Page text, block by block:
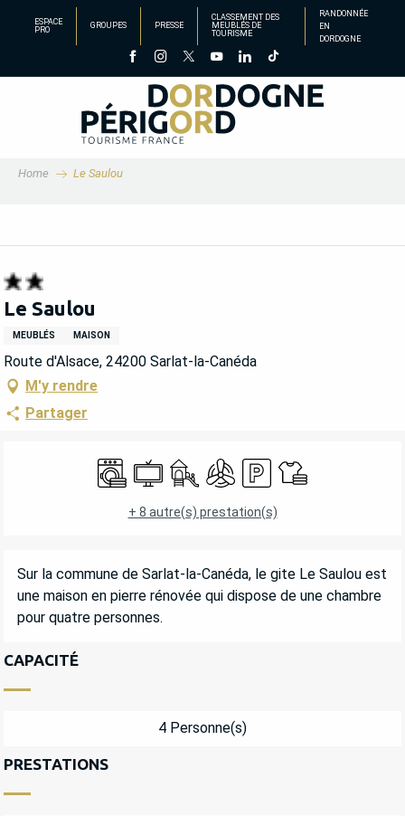
principal
ESPACE
PRO
GROUPES PRESSE
CLASSEMENT DES
MEUBLÉS DE
TOURISME
RANDONNÉE
EN
DORDOGNE
Home Le Saulou
Le Saulou
MEUBLÉS MAISON
Route d'Alsace, 24200 Sarlat-la-Canéda
M'y rendre
Partager
OUVERTURE ET COORDONNÉES
Lave lingeTélévisionJeux pour enfants / Espace jeux
Air conditionné
ParkingDraps et linge
+ 8 autre(s) prestation(s)
DESCRIPTION
Sur la commune de Sarlat-la-Canéda, le gite Le Saulou est
une maison en pierre rénovée qui dispose de une chambre
pour quatre personnes.
CAPACITÉ
4 Personne(s)
PRESTATIONS